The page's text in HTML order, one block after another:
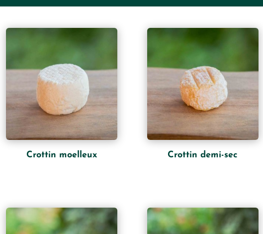
Crottin moelleux Crottin demi-sec